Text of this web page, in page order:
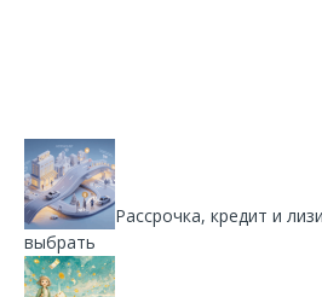
Рассрочка, кредит и
выбрать